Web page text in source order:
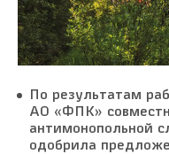
По результатам
АО «ФПК»
антимонопольной
одобрила